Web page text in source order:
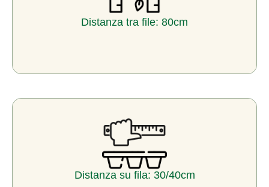
Distanza tra file: 80cm
Distanza su fila: 30/40cm